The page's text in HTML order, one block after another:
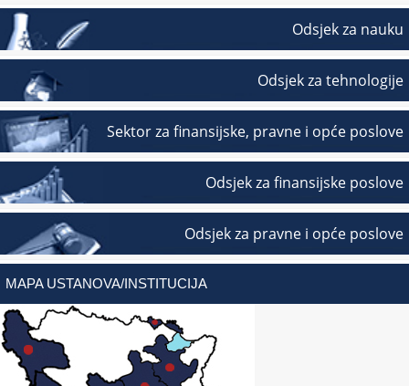
Odsjek za nauku
Odsjek za tehnologije
Sektor za finansijske, pravne i opće poslove
Odsjek za finansijske poslove
Odsjek za pravne i opće poslove
MAPA USTANOVA/INSTITUCIJA